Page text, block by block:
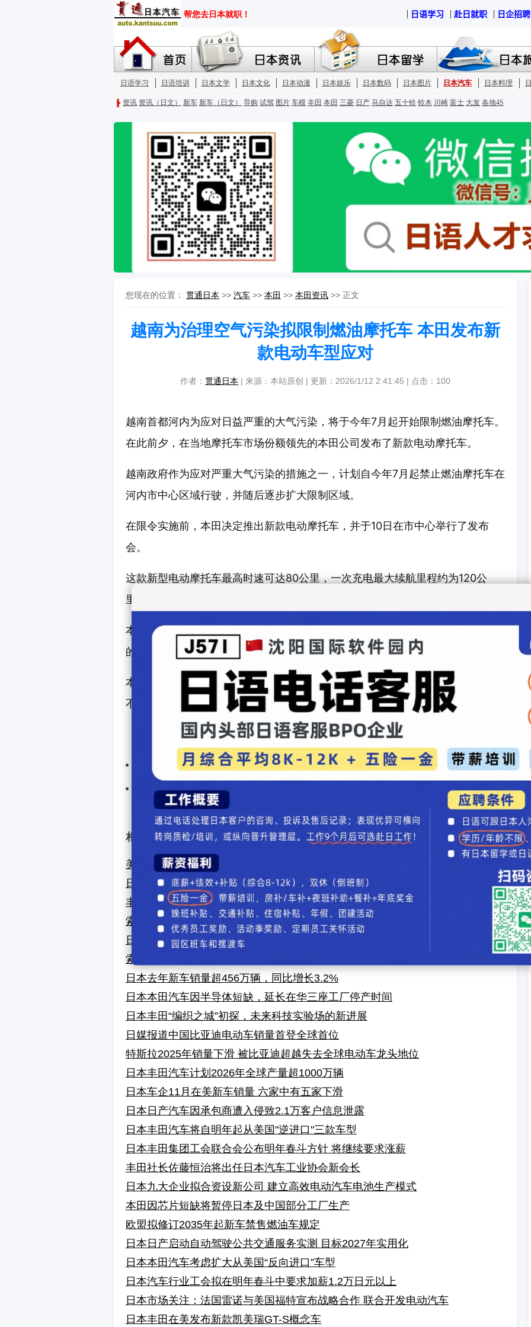
您现在的位置： 贯通日本 >> 汽车 >> 本田 >> 本田资讯 >> 正文
越南为治理空气污染拟限制燃油摩托车 本田发布新
款电动车型应对
作者： 贯通日本 | 来源：本站原创 | 更新：2026/1/12 2:41:45 | 点击： 100
越南首都河内为应对日益严重的大气污染，将于今年7月起开始限制燃油摩托车。
在此前夕，在当地摩托车市场份额领先的本田公司发布了新款电动摩托车。
越南政府作为应对严重大气污染的措施之一，计划自今年7月起禁止燃油摩托车在
河内市中心区域行驶，并随后逐步扩大限制区域。
在限令实施前，本田决定推出新款电动摩托车，并于10日在市中心举行了发布
会。
这款新型电动摩托车最高时速可达80公里，一次充电最大续航里程约为120公
里，计划于今年6月上市销售。
本田在当地的摩托车市场份额约占八成，但在电动化转型加速的背景下，低价位
的本土制造商等正在提升销量，竞争日趋激烈。
本田越南公司社长荒井清香表示："我们在操控性和稳定性方面积累的经验技术绝
不逊色于任何竞争对手。我们将致力于完善充电站等周边配套设施的建设。"
汽车录入：贯通日本语 责任编辑：贯通日本语
上一篇汽车：索尼本田合资公司宣布明年上半年在日本开售电动汽车
下一篇汽车： 没有了
【 】【关闭窗口】
相关文章
美国通用汽车因电动车销售放缓面临巨额损失
日产汽车将两车型生产转移至福冈 计划2028年达年产能50万辆
丰田社长称日本汽车业需强化国际竞争力，寻求可持续模式
索尼本田合资公司宣布明年上半年在日本开售电动汽车
日本汽车工业协会会长呼吁保障生产销售能力，应对国际局势变化
索尼本田电动汽车AFEELA亮相CES，将推车内游戏串流功能
日本去年新车销量超456万辆，同比增长3.2%
日本本田汽车因半导体短缺，延长在华三座工厂停产时间
日本丰田“编织之城”初探，未来科技实验场的新进展
日媒报道中国比亚迪电动车销量首登全球首位
特斯拉2025年销量下滑 被比亚迪超越失去全球电动车龙头地位
日本丰田汽车计划2026年全球产量超1000万辆
日本车企11月在美新车销量 六家中有五家下滑
日本日产汽车因承包商遭入侵致2.1万客户信息泄露
日本丰田汽车将自明年起从美国"逆进口"三款车型
日本丰田集团工会联合会公布明年春斗方针 将继续要求涨薪
丰田社长佐藤恒治将出任日本汽车工业协会新会长
日本九大企业拟合资设新公司 建立高效电动汽车电池生产模式
本田因芯片短缺将暂停日本及中国部分工厂生产
欧盟拟修订2035年起新车禁售燃油车规定
日本日产启动自动驾驶公共交通服务实测 目标2027年实用化
日本本田汽车考虑扩大从美国“反向进口”车型
日本汽车行业工会拟在明年春斗中要求加薪1.2万日元以上
日本市场关注：法国雷诺与美国福特宣布战略合作 联合开发电动汽车
日本丰田在美发布新款凯美瑞GT-S概念车